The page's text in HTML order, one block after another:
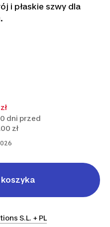
i płaskie szwy dla
dni przed
zł
S.L. + PL